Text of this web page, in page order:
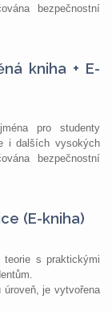
bezpečnostní
kniha + E-
pro studenty
i dalších vysokých
bezpečnostní
(E-kniha)
teorie s praktickými
úroveň, je vytvořena